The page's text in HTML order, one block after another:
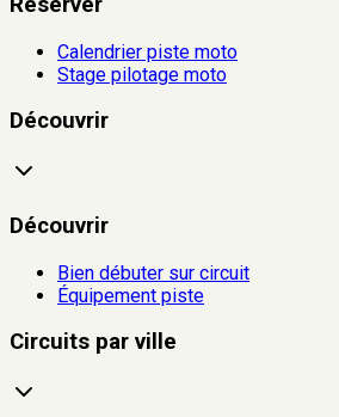
Calendrier piste moto
Stage pilotage moto
Découvrir
Découvrir
Bien débuter sur circuit
Équipement piste
Circuits par ville